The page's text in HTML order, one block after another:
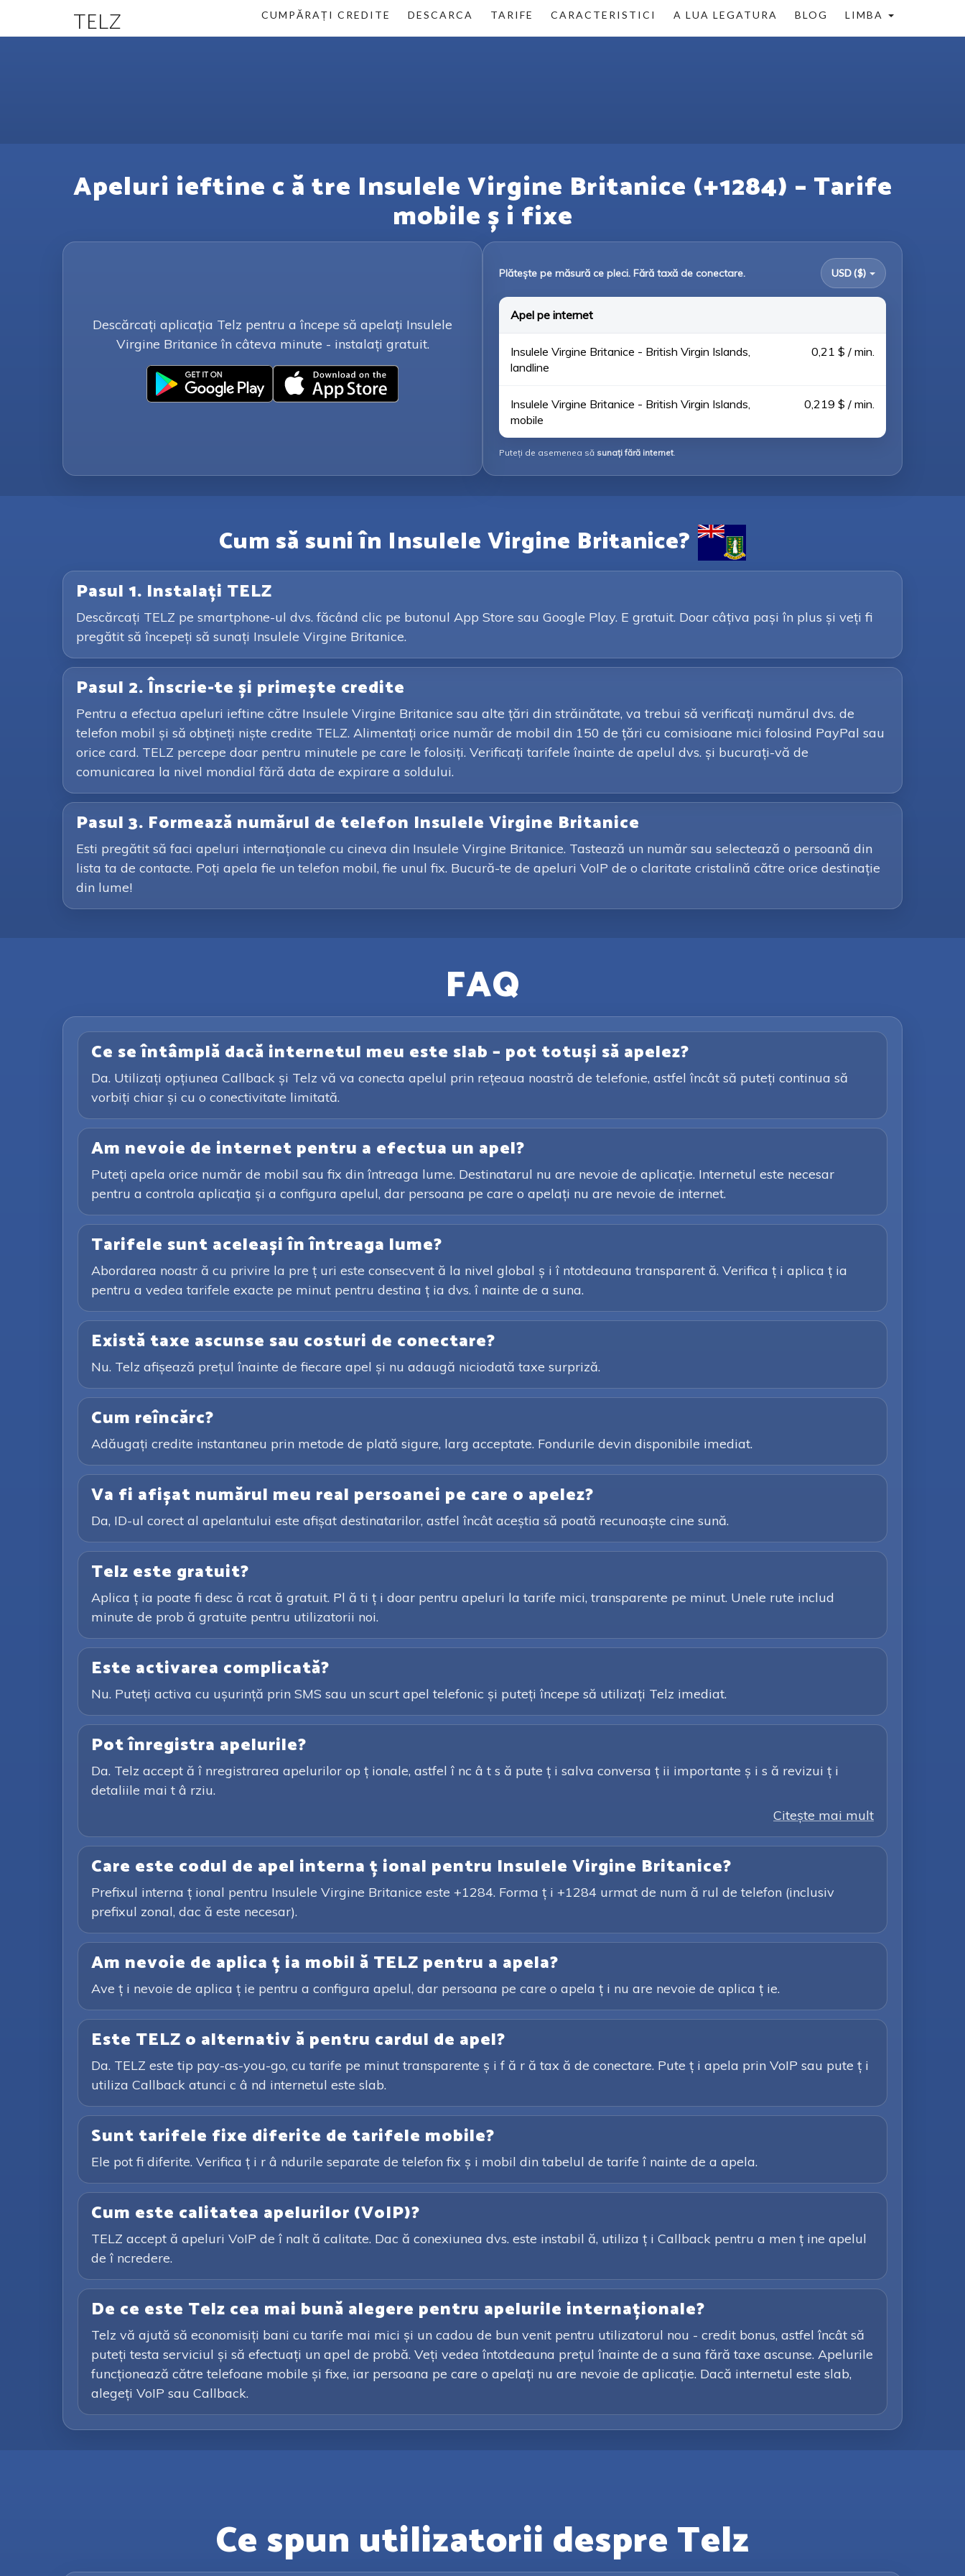
TELZ CUMPĂRAȚI CREDITE DESCARCA TARIFE CARACTERISTICI A LUA LEGATURA BLOG LIMBA
Apeluri ieftine c ă tre Insulele Virgine Britanice (+1284) – Tarife
mobile ș i fixe
Descărcați aplicația Telz pentru a începe să apelați Insulele
Virgine Britanice în câteva minute - instalați gratuit.
Plătește pe măsură ce pleci. Fără taxă de conectare. USD ($)
Apel pe internet
Insulele Virgine Britanice - British Virgin Islands,
landline
0,21 $ / min.
Insulele Virgine Britanice - British Virgin Islands,
mobile
0,219 $ / min.
Puteți de asemenea să sunați fără internet.
Cum să suni în Insulele Virgine Britanice?
Pasul 1. Instalați TELZ
Descărcați TELZ pe smartphone-ul dvs. făcând clic pe butonul App Store sau Google Play. E gratuit. Doar câțiva pași în plus și veți fi
pregătit să începeți să sunați Insulele Virgine Britanice.
Pasul 2. Înscrie-te și primește credite
Pentru a efectua apeluri ieftine către Insulele Virgine Britanice sau alte țări din străinătate, va trebui să verificați numărul dvs. de
telefon mobil și să obțineți niște credite TELZ. Alimentați orice număr de mobil din 150 de țări cu comisioane mici folosind PayPal sau
orice card. TELZ percepe doar pentru minutele pe care le folosiți. Verificați tarifele înainte de apelul dvs. și bucurați-vă de
comunicarea la nivel mondial fără data de expirare a soldului.
Pasul 3. Formează numărul de telefon Insulele Virgine Britanice
Esti pregătit să faci apeluri internaționale cu cineva din Insulele Virgine Britanice. Tastează un număr sau selectează o persoană din
lista ta de contacte. Poți apela fie un telefon mobil, fie unul fix. Bucură-te de apeluri VoIP de o claritate cristalină către orice destinație
din lume!
FAQ
Ce se întâmplă dacă internetul meu este slab – pot totuși să apelez?
Da. Utilizați opțiunea Callback și Telz vă va conecta apelul prin rețeaua noastră de telefonie, astfel încât să puteți continua să
vorbiți chiar și cu o conectivitate limitată.
Am nevoie de internet pentru a efectua un apel?
Puteți apela orice număr de mobil sau fix din întreaga lume. Destinatarul nu are nevoie de aplicație. Internetul este necesar
pentru a controla aplicația și a configura apelul, dar persoana pe care o apelați nu are nevoie de internet.
Tarifele sunt aceleași în întreaga lume?
Abordarea noastr ă cu privire la pre ț uri este consecvent ă la nivel global ș i î ntotdeauna transparent ă. Verifica ț i aplica ț ia
pentru a vedea tarifele exacte pe minut pentru destina ț ia dvs. î nainte de a suna.
Există taxe ascunse sau costuri de conectare?
Nu. Telz afișează prețul înainte de fiecare apel și nu adaugă niciodată taxe surpriză.
Cum reîncărc?
Adăugați credite instantaneu prin metode de plată sigure, larg acceptate. Fondurile devin disponibile imediat.
Va fi afișat numărul meu real persoanei pe care o apelez?
Da, ID-ul corect al apelantului este afișat destinatarilor, astfel încât aceștia să poată recunoaște cine sună.
Telz este gratuit?
Aplica ț ia poate fi desc ă rcat ă gratuit. Pl ă ti ț i doar pentru apeluri la tarife mici, transparente pe minut. Unele rute includ
minute de prob ă gratuite pentru utilizatorii noi.
Este activarea complicată?
Nu. Puteți activa cu ușurință prin SMS sau un scurt apel telefonic și puteți începe să utilizați Telz imediat.
Pot înregistra apelurile?
Da. Telz accept ă î nregistrarea apelurilor op ț ionale, astfel î nc â t s ă pute ț i salva conversa ț ii importante ș i s ă revizui ț i
detaliile mai t â rziu.
Citeşte mai mult
Care este codul de apel interna ț ional pentru Insulele Virgine Britanice?
Prefixul interna ț ional pentru Insulele Virgine Britanice este +1284. Forma ț i +1284 urmat de num ă rul de telefon (inclusiv
prefixul zonal, dac ă este necesar).
Am nevoie de aplica ț ia mobil ă TELZ pentru a apela?
Ave ț i nevoie de aplica ț ie pentru a configura apelul, dar persoana pe care o apela ț i nu are nevoie de aplica ț ie.
Este TELZ o alternativ ă pentru cardul de apel?
Da. TELZ este tip pay-as-you-go, cu tarife pe minut transparente ș i f ă r ă tax ă de conectare. Pute ț i apela prin VoIP sau pute ț i
utiliza Callback atunci c â nd internetul este slab.
Sunt tarifele fixe diferite de tarifele mobile?
Ele pot fi diferite. Verifica ț i r â ndurile separate de telefon fix ș i mobil din tabelul de tarife î nainte de a apela.
Cum este calitatea apelurilor (VoIP)?
TELZ accept ă apeluri VoIP de î nalt ă calitate. Dac ă conexiunea dvs. este instabil ă, utiliza ț i Callback pentru a men ț ine apelul
de î ncredere.
De ce este Telz cea mai bună alegere pentru apelurile internaționale?
Telz vă ajută să economisiți bani cu tarife mai mici și un cadou de bun venit pentru utilizatorul nou - credit bonus, astfel încât să
puteți testa serviciul și să efectuați un apel de probă. Veți vedea întotdeauna prețul înainte de a suna fără taxe ascunse. Apelurile
funcționează către telefoane mobile și fixe, iar persoana pe care o apelați nu are nevoie de aplicație. Dacă internetul este slab,
alegeți VoIP sau Callback.
Ce spun utilizatorii despre Telz